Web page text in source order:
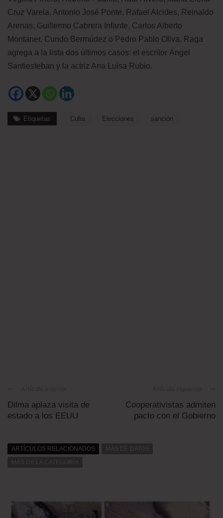
Cruz Varela, Antonio José Ponte, Rafael Alcides, Reinaldo
Arenas, Guillermo Cabrera Infante, Carlos Alberto
Montaner, Cundo Bermúdez o Pedro Pablo Oliva. Raga
agrega a la lista dos últimos casos: el escritor Ángel
Santiesteban y la actriz Ana Luisa Rubio.
Etiquetas Cuba Elecciones sanción
Dilma aplaza visita de
estado a los EEUU
Cooperativistas admiten
pacto con el Gobierno
ARTÍCULOS RELACIONADOS